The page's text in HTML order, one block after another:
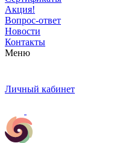
Акция!
Вопрос-ответ
Новости
Контакты
Меню
Личный кабинет